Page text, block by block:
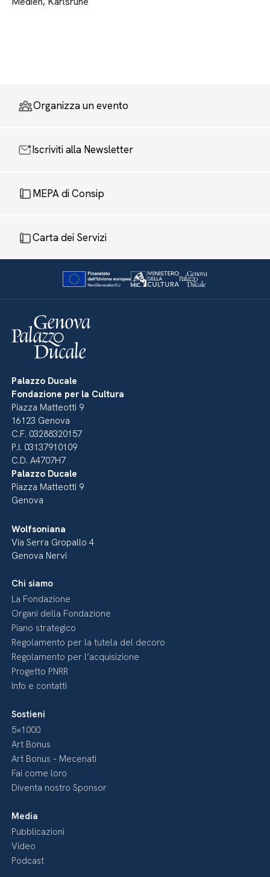
Organizza un evento
Iscriviti alla Newsletter
MEPA di Consip
Carta dei Servizi
Palazzo Ducale
Fondazione per la Cultura
Piazza Matteotti 9
16123 Genova
C.F. 03288320157
P.I. 03137910109
C.D. A4707H7
Palazzo Ducale
Piazza Matteotti 9
Genova
Wolfsoniana
Via Serra Gropallo 4
Genova Nervi
Chi siamo
La Fondazione
Organi della Fondazione
Piano strategico
Regolamento per la tutela del decoro
Regolamento per l’acquisizione
Progetto PNRR
Info e contatti
Sostieni
5×1000
Art Bonus
Art Bonus – Mecenati
Fai come loro
Diventa nostro Sponsor
Media
Pubblicazioni
Video
Podcast